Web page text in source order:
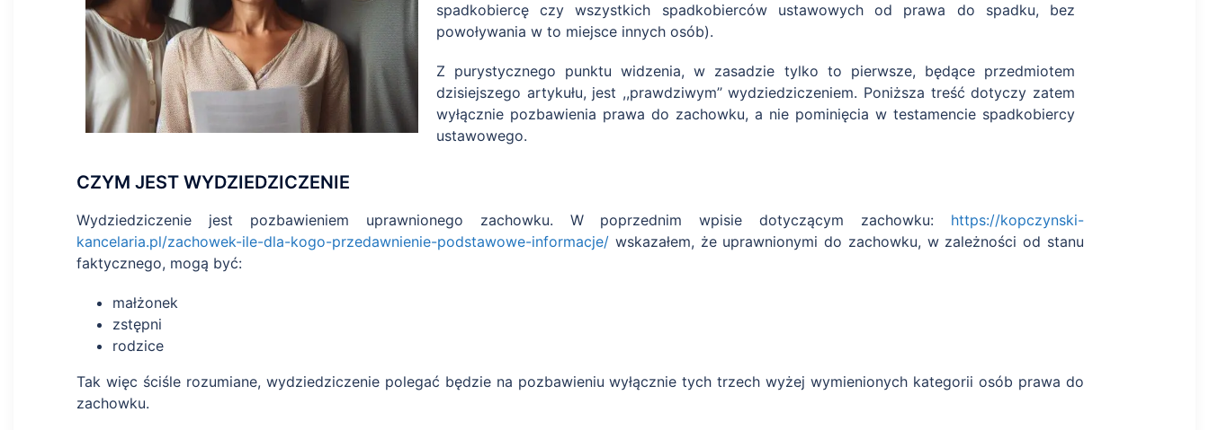
spadkobiercę czy wszystkich spadkobierców ustawowych od prawa do spadku, bez
powoływania w to miejsce innych osób).
Z purystycznego punktu widzenia, w zasadzie tylko to pierwsze, będące przedmiotem
dzisiejszego artykułu, jest ,,prawdziwym’’ wydziedziczeniem. Poniższa treść dotyczy zatem
wyłącznie pozbawienia prawa do zachowku, a nie pominięcia w testamencie spadkobiercy
ustawowego.
CZYM JEST WYDZIEDZICZENIE
Wydziedziczenie jest pozbawieniem uprawnionego zachowku. W poprzednim wpisie dotyczącym zachowku: https://kopczynski-
kancelaria.pl/zachowek-ile-dla-kogo-przedawnienie-podstawowe-informacje/ wskazałem, że uprawnionymi do zachowku, w zależności od stanu
faktycznego, mogą być:
małżonek
zstępni
rodzice
Tak więc ściśle rozumiane, wydziedziczenie polegać będzie na pozbawieniu wyłącznie tych trzech wyżej wymienionych kategorii osób prawa do
zachowku.